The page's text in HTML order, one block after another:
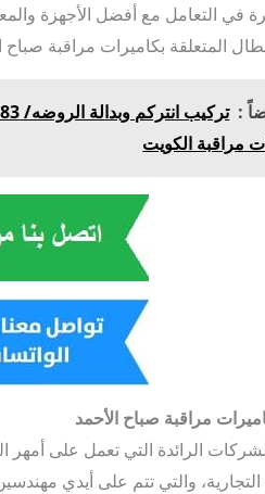
في التعامل مع أفضل الأجهزة
المتعلقة بكاميرات مراقبة صباح
:
مراقبة الكويت
مراقبة صباح الأحمد
الرائدة التي تعمل على أمهر
التجارية، والتي تتم على أيدي